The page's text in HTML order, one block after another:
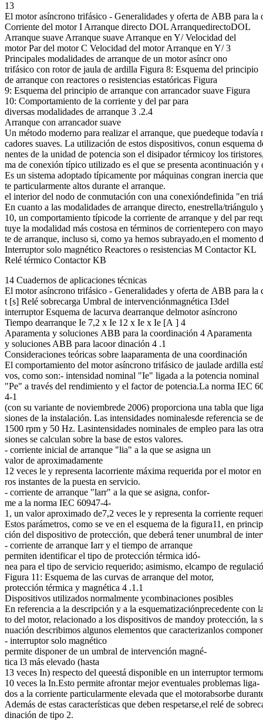
13
El motor asíncrono trifásico - Generalidades y oferta de ABB para la
Corriente del motor I Arranque directo DOL ArranquedirectoDOL
Arranque suave Arranque suave Arranque en Y/ Velocidad del
motor Par del motor C Velocidad del motor Arranque en Y/ 3
Principales modalidades de arranque de un motor asíncr ono
trifásico con rotor de jaula de ardilla Figura 8: Esquema del principio
de arranque con reactores o resistencias estatóricas Figura
9: Esquema del principio de arranque con arrancador suave Figura
10: Comportamiento de la corriente y del par para
diversas modalidades de arranque 3 .2.4
Arranque con arrancador suave
Un método moderno para realizar el arranque, que puedeque
cadores suaves. La utilización de estos dispositivos, conun
nentes de la unidad de potencia son el disipador térmicoy los
ma de conexión típico utilizado es el que se presenta acontinuación
Es un sistema adoptado típicamente por máquinas congran inercia
te particularmente altos durante el arranque.
el interior del nodo de conmutación con una conexióndefinida "en
En cuanto a las modalidades de arranque directo, enestrella/
10, un comportamiento típicode la corriente de arranque y del par
tuye la modalidad más costosa en términos de corrientepero con
te de arranque, incluso si, como ya hemos subrayado,en el
Interruptor solo magnético Reactores o resistencias M Contactor KL
Relé térmico Contactor KB
14 Cuadernos de aplicaciones técnicas
El motor asíncrono trifásico - Generalidades y oferta de ABB para la
t [s] Relé sobrecarga Umbral de intervenciónmagnética I3del
interruptor Esquema de lacurva dearranque delmotor asíncrono
Tiempo dearranque Ie 7,2 x Ie 12 x Ie x Ie [A ] 4
Aparamenta y soluciones ABB para la coordinación 4 Aparamenta
y soluciones ABB para lacoor dinación 4 .1
Consideraciones teóricas sobre laaparamenta de una coordinación
El comportamiento del motor asíncrono trifásico de jaulade ardilla
vos, como son:- intensidad nominal "Ie" ligada a la potencia nominal
"Pe" a través del rendimiento y el factor de potencia.La norma IEC
4-1
(con su variante de noviembrede 2006) proporciona una tabla que
siones de la instalación. Las intensidades nominalesde referencia se
1500 rpm y 50 Hz. Lasintensidades nominales de empleo para las
siones se calculan sobre la base de estos valores.
- corriente inicial de arranque "lia" a la que se asigna un
valor de aproximadamente
12 veces le y representa lacorriente máxima requerida por el motor
ros instantes de la puesta en servicio.
- corriente de arranque "larr" a la que se asigna, confor-
me a la norma IEC 60947-4-
1, un valor aproximado de7,2 veces le y representa la corriente
Estos parámetros, como se ve en el esquema de la figura11, en
ción del dispositivo de protección, que deberá tener unumbral de
- corriente de arranque Iarr y el tiempo de arranque
permiten identificar el tipo de protección térmica idó-
nea para el tipo de servicio requerido; asimismo, elcampo de
Figura 11: Esquema de las curvas de arranque del motor,
protección térmica y magnética 4 .1.1
Dispositivos utilizados normalmente ycombinaciones posibles
En referencia a la descripción y a la esquematizaciónprecedente con
to del motor, relacionado a los dispositivos de mandoy protección,
nuación describimos algunos elementos que caracterizanlos
- interruptor solo magnético
permite disponer de un umbral de intervención magné-
tica l3 más elevado (hasta
13 veces In) respecto del queestá disponible en un interruptor
10 veces la In.Esto permite afrontar mejor eventuales problemas liga-
dos a la corriente particularmente elevada que el motorabsorbe
Además de estas características que deben respetarse,el relé de
dinación de tipo 2.